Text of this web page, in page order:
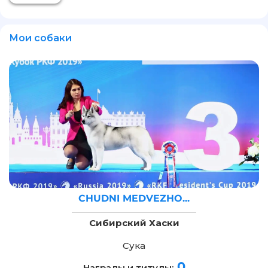
Мои собаки
CHUDNI MEDVEZHO...
Сибирский Хаски
Сука